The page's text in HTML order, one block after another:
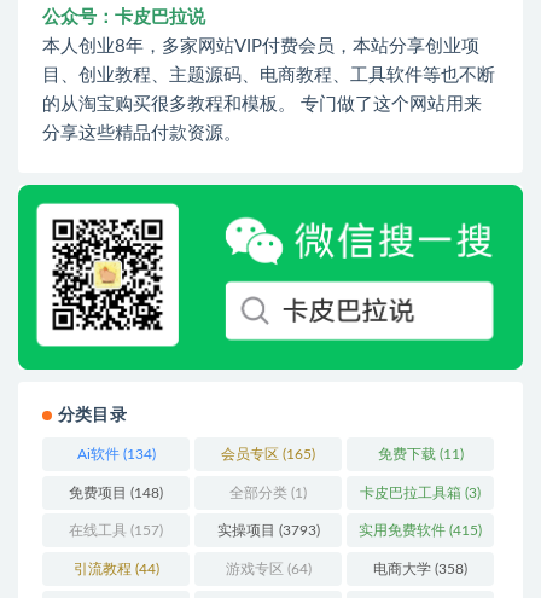
公众号：卡皮巴拉说
本人创业8年，多家网站VIP付费会员，本站分享创业项
目、创业教程、主题源码、电商教程、工具软件等也不断
的从淘宝购买很多教程和模板。 专门做了这个网站用来
分享这些精品付款资源。
分类目录
Ai软件(134) 会员专区 (165) 免费下载 (11)
免费项目 (148) 全部分类 (1) 卡皮巴拉工具箱 (3)
在线工具 (157) 实操项目 (3793) 实用免费软件 (415)
引流教程 (44) 游戏专区 (64) 电商大学 (358)